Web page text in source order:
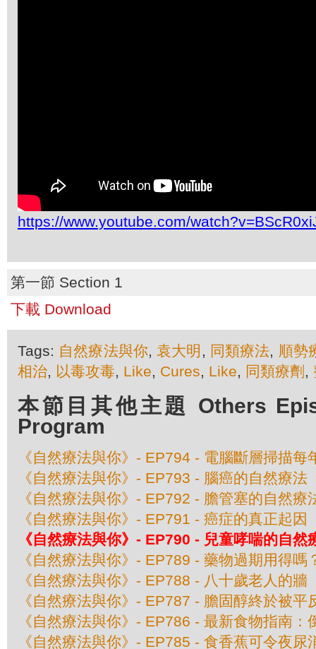
https://www.youtube.com/
第一節 Section 1
下載 Download
Tags: 自然療法與你,袁大明 , 同類療法, 順勢
相治, 以毒攻毒, Like, Cures, Like, 同類療劑 ,
本節目其他主題 Others
Program
《自然療法與你》- EP794 - 電腦斷層掃描每
《自然療法與你》- EP793 - 腦癌的自然療法
《自然療法與你》- EP792 - 膽管塞的自然療
《自然療法與你》- EP791 - 癌症的真正起因
《自然療法與你》- EP790 - 兒童哮喘的自然
《自然療法與你》- EP789 - 藥物過期用得嗎
《自然療法與你》- EP788 - 八十歲老人的牆
《自然療法與你》- EP787 - 膽固醇終於被平
《自然療法與你》- EP786 - 最新食物指南：
《自然療法與你》- EP785 - 食香蕉可令夜尿